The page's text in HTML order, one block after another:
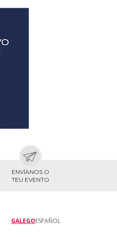
ENVÍANOS O
TEU EVENTO
GALEGOESPAÑOL